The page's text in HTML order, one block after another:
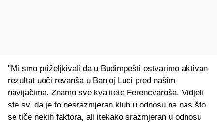
"Mi smo priželjkivali da u Budimpešti ostvarimo aktivan
rezultat uoči revanša u Banjoj Luci pred našim
navijačima. Znamo sve kvalitete Ferencvaroša. Vidjeli
ste svi da je to nesrazmjeran klub u odnosu na nas što
se tiče nekih faktora, ali itekako srazmjeran u odnosu